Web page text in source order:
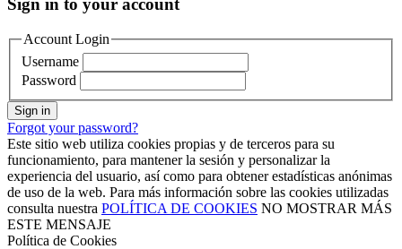
Sign in to your account
Account Login
Username
Password
Sign in
Forgot your password?
Este sitio web utiliza cookies propias y de terceros para su
funcionamiento, para mantener la sesión y personalizar la
experiencia del usuario, así como para obtener estadísticas anónimas
de uso de la web. Para más información sobre las cookies utilizadas
consulta nuestra POLÍTICA DE COOKIES NO MOSTRAR MÁS
ESTE MENSAJE
Política de Cookies